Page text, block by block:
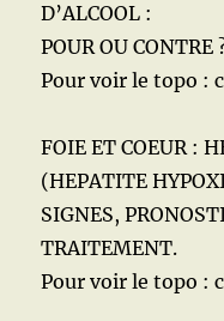
D’ALCOOL :
POUR OU CONTRE
Pour voir le topo :
FOIE ET COEUR :
(HEPATITE
SIGNES,
TRAITEMENT.
Pour voir le topo :